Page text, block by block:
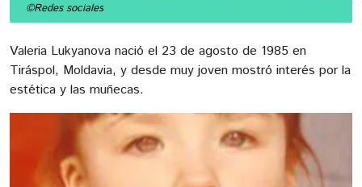
©Redes sociales
Valeria Lukyanova nació el 23 de agosto de 1985 en
Tiráspol, Moldavia, y desde muy joven mostró interés por la
estética y las muñecas.